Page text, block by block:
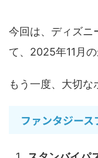
今回は、ディズニ
て、2025年11月
もう一度、大切な
ファンタジー